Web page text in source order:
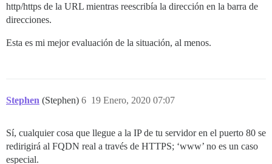
http/https de la URL mientras reescribía la dirección en la barra de
direcciones.
Esta es mi mejor evaluación de la situación, al menos.
Stephen (Stephen) 19 Enero, 2020 07:07
6
Sí, cualquier cosa que llegue a la IP de tu servidor en el puerto 80 se
redirigirá al FQDN real a través de HTTPS; ‘www’ no es un caso
especial.